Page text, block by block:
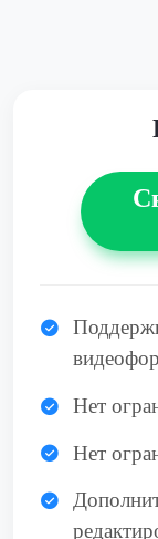
Нет
Нет